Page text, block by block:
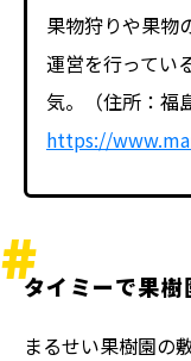
果物狩りや果物
運営を行ってい
気。（住所：福
https://
タイミーで果樹
まるせい果樹園の